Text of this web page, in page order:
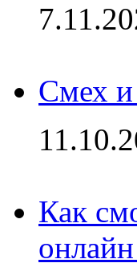
Смех и
Как